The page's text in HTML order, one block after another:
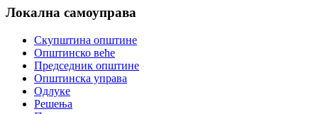
Локална самоуправа
Скупштина општине
Општинско веће
Председник општине
Општинска управа
Одлуке
Решења